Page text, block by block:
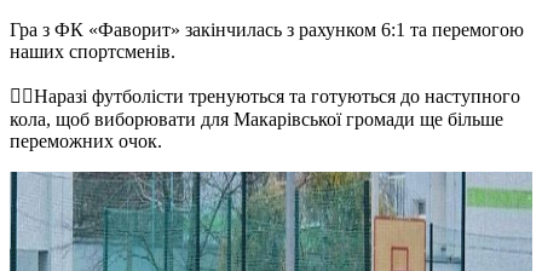
Гра з ФК «Фаворит» закінчилась з рахунком 6:1 та перемогою
наших спортсменів.
☝🏻Наразі футболісти тренуються та готуються до наступного
кола, щоб виборювати для Макарівської громади ще більше
переможних очок.